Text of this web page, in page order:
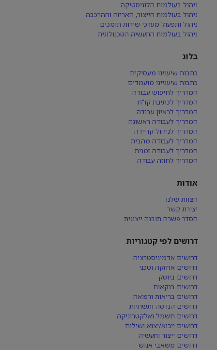
ניהול בעולמות הלוגיסטיקה
ניהול בעולמות הייצור, האריזה וההרכבה
ניהול ותפעול מערכי שירות תומכים
ניהול בעולמות התעשיה הטכנולוגית
בלוג
כתבות שיענינו מעסיקים
כתבות שיעניינו מועמדים
המדריך לחיפוש עבודה
המדריך לכתיבת קו"ח
המדריך לראיון עבודה
המדריך לעבודה ראשונה
המדריך לניהול קריירה
המדריך לעבודה מהבית
המדריך לעבודה זמנית
המדריך לחוזה עבודה
אודות
הצוות שלנו
יצירת קשר
הסדר פשרה תובנה ייצוגית
דרושים לפי קטגוריות
דרושים אדמיניסטרציה
דרושים אחזקה וטכני
דרושים ביוטק
דרושים בנקאות
דרושים בריאות ורפואה
דרושים הנדסה ותשתיות
דרושים חשמל ואלקטרוניקה
דרושים ייבוא/יצוא ושילוח
דרושים ייצור ותעשיה
דרושים משאבי אנוש